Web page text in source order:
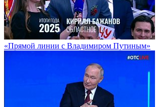
«Прямой линии с Владимиром Путиным»